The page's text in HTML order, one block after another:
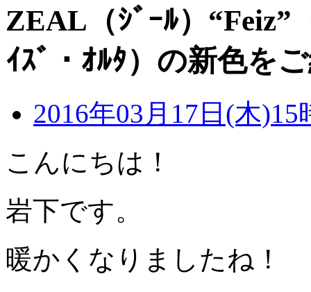
ZEAL（ｼﾞｰﾙ）
ｲｽﾞ・ｵﾙﾀ）の新色を
2016年03月17日(木)15
こんにちは！
岩下です。
暖かくなりましたね！